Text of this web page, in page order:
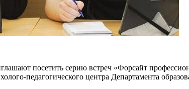
посетить серию встреч «Форсайт
педагогического центра Департамента